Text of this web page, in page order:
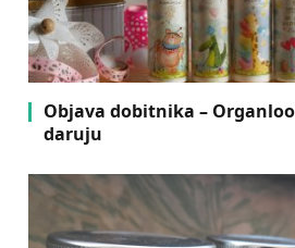
Objava dobitnika –
daruju